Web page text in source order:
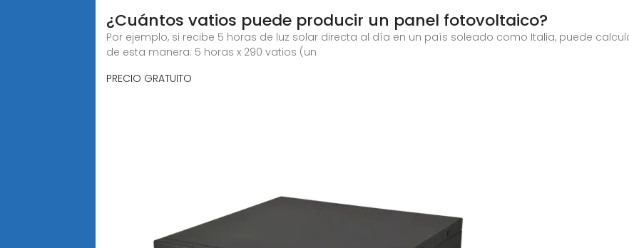
¿Cuántos vatios puede producir un panel fotovoltaico?
Por ejemplo, si recibe 5 horas de luz solar directa al día en un país soleado como Italia, puede
de esta manera: 5 horas x 290 vatios (un
PRECIO GRATUITO